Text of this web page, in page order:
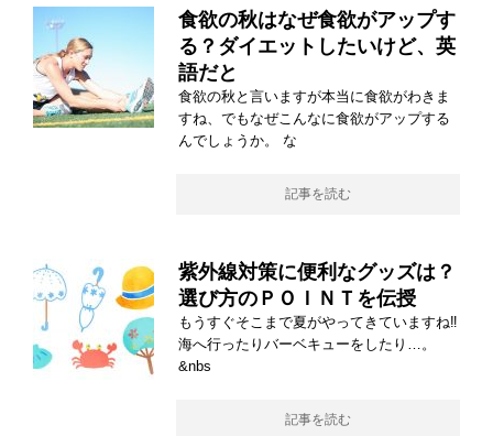
食欲の秋はなぜ食欲がアップす
る？ダイエットしたいけど、英
語だと
食欲の秋と言いますが本当に食欲がわきま
すね、でもなぜこんなに食欲がアップする
んでしょうか。 な
記事を読む
紫外線対策に便利なグッズは？
選び方のＰＯＩＮＴを伝授
もうすぐそこまで夏がやってきていますね‼
海へ行ったりバーベキューをしたり…。
&nbs
記事を読む